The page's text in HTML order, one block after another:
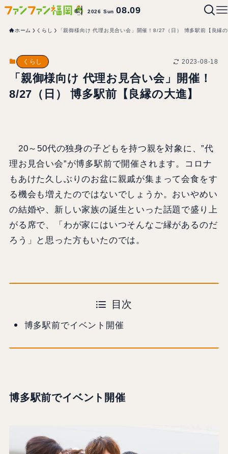
2026 Sun08.09
ホーム くらし 「親御様向け 代理お見合い会」開催！8/27（日） 博多駅前【良縁
くらし 2023-08-18
「親御様向け 代理お見合い会」開催！
8/27（日） 博多駅前【良縁の大進】
20～50代の独身の子どもを持つ親を対象に、”代
理お見合い会”が博多駅前で開催されます。コロナ
もあけた久しぶりのお盆に親戚が集まって会食をす
る機会も増えたのではないでしょうか。おいやめい
の結婚や、新しい家族の誕生といった話題で盛り上
がる席で、「わが家にはいつそんなご縁があるのだ
ろう」と思った方もいたのでは。
目次
博多駅前でイベント開催
博多駅前でイベント開催